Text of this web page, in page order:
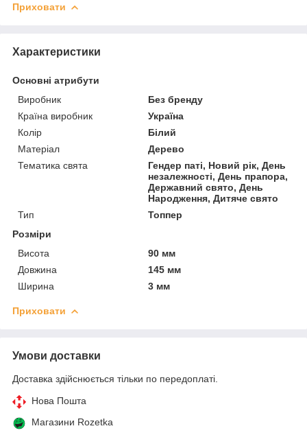
Приховати
Характеристики
Основні атрибути
Виробник
Без бренду
Країна виробник
Україна
Колір
Білий
Матеріал
Дерево
Тематика свята
Гендер паті, Новий рік, День
незалежності, День прапора,
Державний свято, День
Народження, Дитяче свято
Тип
Топпер
Розміри
Висота
90 мм
Довжина
145 мм
Ширина
3 мм
Приховати
Умови доставки
Доставка здійснюється тільки по передоплаті.
Нова Пошта
Магазини Rozetka